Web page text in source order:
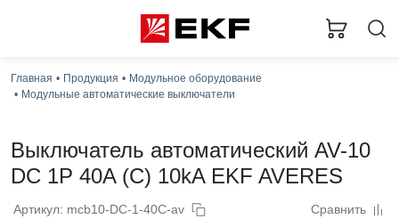
Главная Продукция
Модульное оборудование
Модульные автоматические выключатели
Выключатель автоматический AV-10
DC 1P 40A (C) 10kA EKF AVERES
Артикул: mcb10-DC-1-40C-av Сравнить